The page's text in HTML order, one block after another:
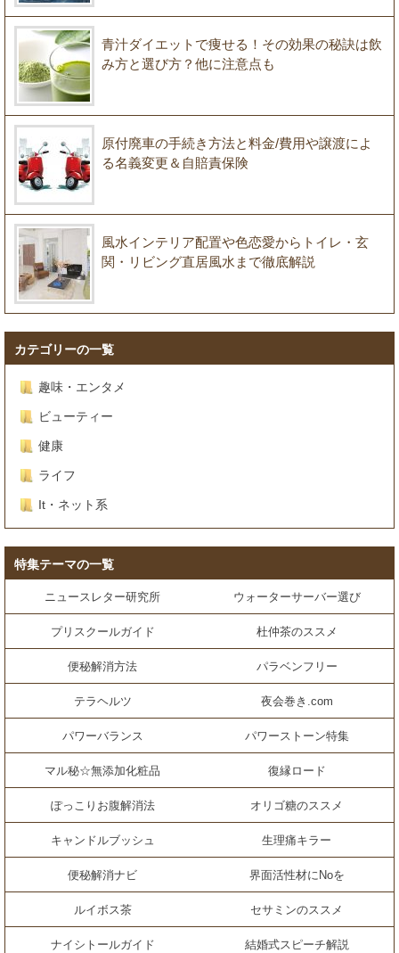
青汁ダイエットで痩せる！その効果の秘訣は飲
み方と選び方？他に注意点も
原付廃車の手続き方法と料金/費用や譲渡によ
る名義変更＆自賠責保険
風水インテリア配置や色恋愛からトイレ・玄
関・リビング直居風水まで徹底解説
カテゴリーの一覧
趣味・エンタメ
ビューティー
健康
ライフ
It・ネット系
特集テーマの一覧
ニュースレター研究所 ウォーターサーバー選び
プリスクールガイド 杜仲茶のススメ
便秘解消方法 パラベンフリー
テラヘルツ 夜会巻き.com
パワーバランス パワーストーン特集
マル秘☆無添加化粧品 復縁ロード
ぽっこりお腹解消法 オリゴ糖のススメ
キャンドルブッシュ 生理痛キラー
便秘解消ナビ 界面活性材にNoを
ルイボス茶 セサミンのススメ
ナイシトールガイド 結婚式スピーチ解説